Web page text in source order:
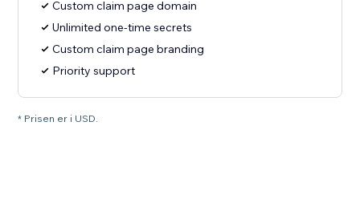
Custom claim page domain
Unlimited one-time secrets
Custom claim page branding
Priority support
* Prisen er i USD.